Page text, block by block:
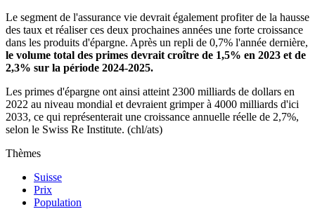
Le segment de l'assurance vie devrait également profiter de la hausse
des taux et réaliser ces deux prochaines années une forte croissance
dans les produits d'épargne. Après un repli de 0,7% l'année dernière,
le volume total des primes devrait croître de 1,5% en 2023 et de
2,3% sur la période 2024-2025.
Les primes d'épargne ont ainsi atteint 2300 milliards de dollars en
2022 au niveau mondial et devraient grimper à 4000 milliards d'ici
2033, ce qui représenterait une croissance annuelle réelle de 2,7%,
selon le Swiss Re Institute. (chl/ats)
Thèmes
Suisse
Prix
Population